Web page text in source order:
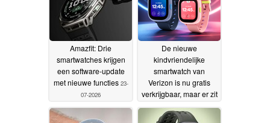
Amazfit: Drie
smartwatches krijgen
een software-update
met nieuwe functies 23-
07-2026
De nieuwe
kindvriendelijke
smartwatch van
Verizon is nu gratis
verkrijgbaar, maar er zit
gras15-07-2026